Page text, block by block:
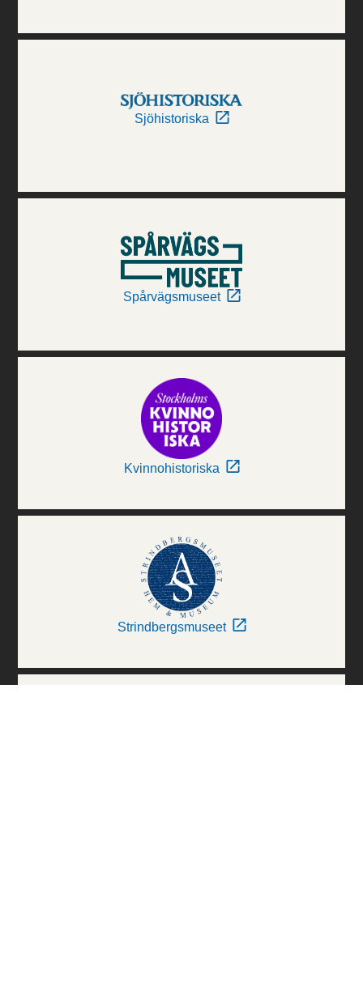
Sjöhistoriska
Spårvägsmuseet
Kvinnohistoriska
Strindbergsmuseet